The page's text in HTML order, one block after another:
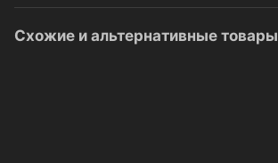
Схожие и альтернативные товары